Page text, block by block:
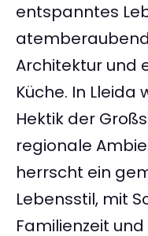
entspanntes
Architektur und
Küche. In Lleida
Hektik der
regionale
herrscht ein
Lebensstil, mit
Familienzeit